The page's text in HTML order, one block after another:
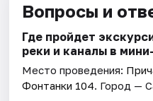
Вопросы и
Где пройдет
реки и каналы в
Место проведения:
Фонтанки 104. Город —